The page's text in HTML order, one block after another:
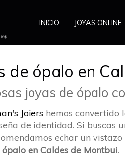
INICIO JOYAS ONLINE
de ópalo en
joyas de ópalo
Joiers hemos convertido
de identidad. Si buscas
echar un
ópalo en Caldes de Montbui.